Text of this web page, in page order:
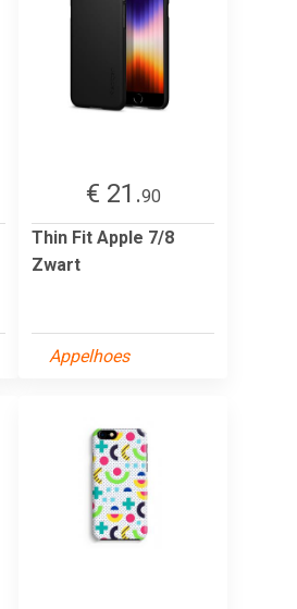
€ 21.90
Thin Fit Apple 7/8
Zwart
Appelhoes